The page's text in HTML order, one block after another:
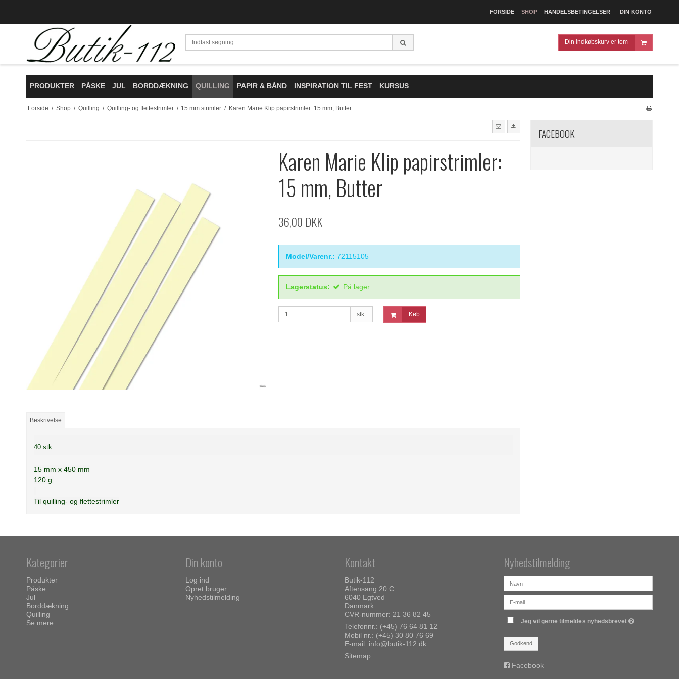
FORSIDE SHOP HANDELSBETINGELSER DIN KONTO
Din indkøbskurv er tom
PRODUKTER PÅSKE JUL BORDDÆKNING QUILLING PAPIR & BÅND INSPIRATION TIL FEST KURSUS
Forside / Shop / Quilling / Quilling- og flettestrimler / 15 mm strimler / Karen Marie Klip papirstrimler: 15 mm, Butter
Karen Marie Klip papirstrimler:
15 mm, Butter
36,00 DKK
Model/Varenr.: 72115105
Lagerstatus: På lager
stk. Køb
Beskrivelse
40 stk.
15 mm x 450 mm
120 g.
Til quilling- og flettestrimler
FACEBOOK
Kategorier
Produkter
Påske
Jul
Borddækning
Quilling
Se mere
Din konto
Log ind
Opret bruger
Nyhedstilmelding
Kontakt
Butik-112
Aftensang 20 C
6040 Egtved
Danmark
CVR-nummer: 21 36 82 45
Telefonnr.: (+45) 76 64 81 12
Mobil nr.: (+45) 30 80 76 69
E-mail: info@butik-112.dk
Sitemap
Nyhedstilmelding
Jeg vil gerne tilmeldes nyhedsbrevet
Godkend
Facebook